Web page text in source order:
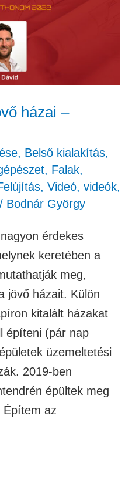
házai –
, Belső kialakítás,
, Falak,
, Videó, videók,
/ Bodnár György
érdekes
keretében a
meg,
jövő házait. Külön
kitalált házakat
építeni (pár nap
üzemeltetési
2019-ben
épültek meg
Építem az